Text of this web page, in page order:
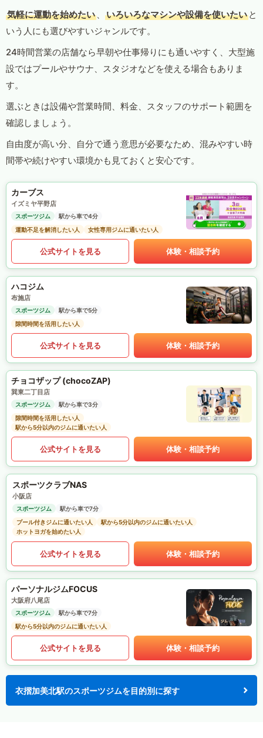
気軽に運動を始めたい 、 いろいろなマシンや設備を使いたい と
いう人にも選びやすいジャンルです。
24時間営業の店舗なら早朝や仕事帰りにも通いやすく、大型施
設ではプールやサウナ、スタジオなどを使える場合もありま
す。
選ぶときは設備や営業時間、料金、スタッフのサポート範囲を
確認しましょう。
自由度が高い分、自分で通う意思が必要なため、混みやすい時
間帯や続けやすい環境かも見ておくと安心です。
カーブス
イズミヤ平野店
スポーツジム
駅から車で4分
運動不足を解消したい人
女性専用ジムに通いたい人
公式サイトを見る 体験・相談予約
ハコジム
布施店
スポーツジム
駅から車で5分
隙間時間を活用したい人
公式サイトを見る 体験・相談予約
チョコザップ (chocoZAP)
巽東二丁目店
スポーツジム
駅から車で3分
隙間時間を活用したい人
駅から5分以内のジムに通いたい人
公式サイトを見る 体験・相談予約
スポーツクラブNAS
小阪店
スポーツジム
駅から車で7分
プール付きジムに通いたい人
駅から5分以内のジムに通いたい人
ホットヨガを始めたい人
公式サイトを見る 体験・相談予約
パーソナルジムFOCUS
大阪府八尾店
スポーツジム
駅から車で7分
駅から5分以内のジムに通いたい人
公式サイトを見る 体験・相談予約
衣摺加美北駅のスポーツジムを目的別に探す